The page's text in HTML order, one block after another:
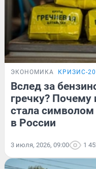
ЭКОНОМИКА КРИЗИС-
Вслед за
гречку? Почему
стала символом
в России
3 июля, 2026, 09:00 1